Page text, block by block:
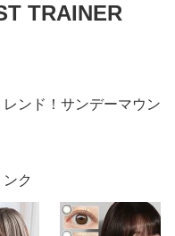
TRAINER
ンド！サンデーマウン
ク